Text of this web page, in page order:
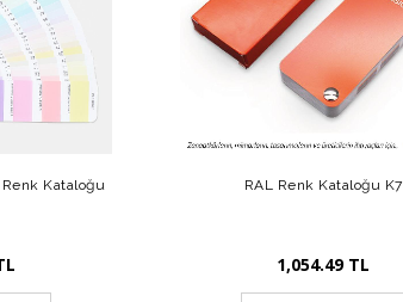
Kataloğu RAL Renk Kataloğu K7
1,054.49 TL